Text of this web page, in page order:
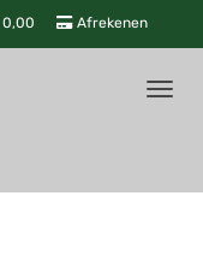
0,00 Afrekenen